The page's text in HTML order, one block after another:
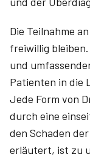
Die Teilnahme
freiwillig
und
Patienten in die
Jede Form von
durch eine
den Schaden
erläutert, ist zu